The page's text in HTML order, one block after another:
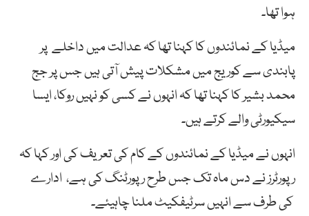
ہوا تھا۔
میڈیا کے نمائندوں کا کہنا تھا کہ عدالت میں داخلے پر
پابندی سے کوریج میں مشکلات پیش آتی ہیں جس پر جج
محمد بشیر کا کہنا تھا کہ انہوں نے کسی کو نہیں روکا، ایسا
سیکیورٹی والے کرتے ہیں۔
انہوں نے میڈیا کے نمائندوں کے کام کی تعریف کی اور کہا کہ
رپورٹرز نے دس ماہ تک جس طرح رپورٹنگ کی ہے، ادارے
کی طرف سے انہیں سرٹیفکیٹ ملنا چاہیئے۔